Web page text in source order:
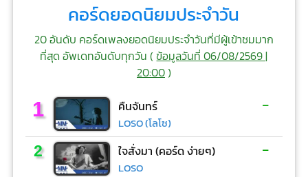
คอร์ดยอดนิยมประจำวัน
20 อันดับ คอร์ดเพลงยอดนิยมประจำวันที่มีผู้เข้าชมมาก
ที่สุด อัพเดทอันดับทุกวัน (ข้อมูลวันที่ 06/08/2569 |
20:00)
1 คืนจันทร์
LOSO (โลโซ)
-
2 ใจสั่งมา (คอร์ด ง่ายๆ)
LOSO
-